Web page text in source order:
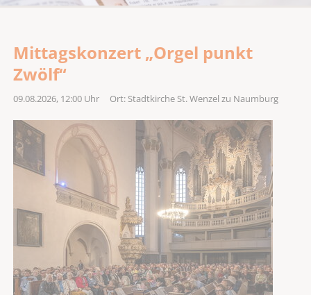
Mittagskonzert „Orgel punkt
Zwölf“
09.08.2026, 12:00Uhr Ort: Stadtkirche St. Wenzel zu Naumburg